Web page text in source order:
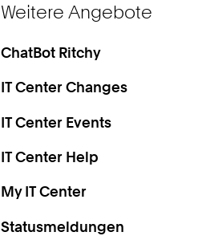
Weitere Angebote
ChatBot Ritchy
IT Center Changes
IT Center Events
IT Center Help
My IT Center
Statusmeldungen